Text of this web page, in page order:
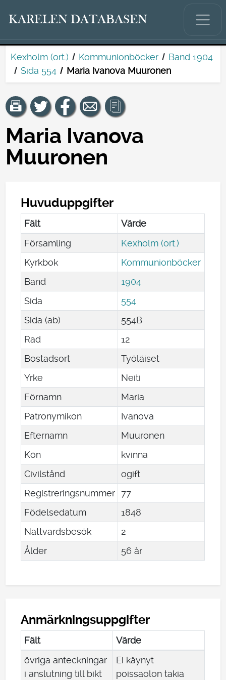
KARELEN-DATABASEN
Kexholm (ort.) Kommunionböcker
Band 1904
Sida 554
Maria Ivanova Muuronen
Maria Ivanova
Muuronen
Huvuduppgifter
Fält
Värde
Församling
Kexholm (ort.)
Kyrkbok
Kommunionböcker
Band
1904
Sida
554
Sida (ab)
554B
Rad
12
Bostadsort
Työläiset
Yrke
Neiti
Förnamn
Maria
Patronymikon
Ivanova
Efternamn
Muuronen
Kön
kvinna
Civilstånd
ogift
Registreringsnummer 77
Födelsedatum
1848
Nattvardsbesök
2
Ålder
56 år
Anmärkningsuppgifter
Fält
Värde
övriga anteckningar
i anslutning till bikt
Ei käynyt
poissaolon takia